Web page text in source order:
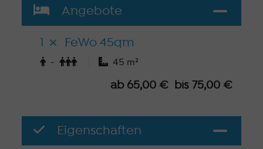
Angebote
1
FeWo 45qm
- 45 m²
ab 65,00 € bis 75,00 €
Eigenschaften